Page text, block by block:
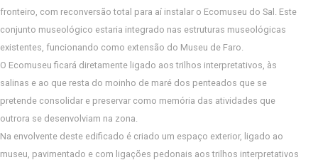
fronteiro, com reconversão total para aí instalar o Ecomuseu do Sal. Este
conjunto museológico estaria integrado nas estruturas museológicas
existentes, funcionando como extensão do Museu de Faro.
O Ecomuseu ficará diretamente ligado aos trilhos interpretativos, às
salinas e ao que resta do moinho de maré dos penteados que se
pretende consolidar e preservar como memória das atividades que
outrora se desenvolviam na zona.
Na envolvente deste edificado é criado um espaço exterior, ligado ao
museu, pavimentado e com ligações pedonais aos trilhos interpretativos